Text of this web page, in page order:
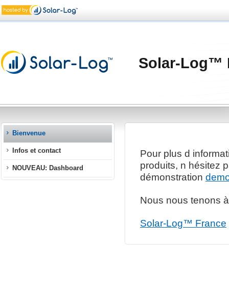
Solar-Log™
Bienvenue
Infos et contact
NOUVEAU: Dashboard
Pour plus d
produits, n hésitez
démonstration
Nous nous tenons
Solar-Log™ France